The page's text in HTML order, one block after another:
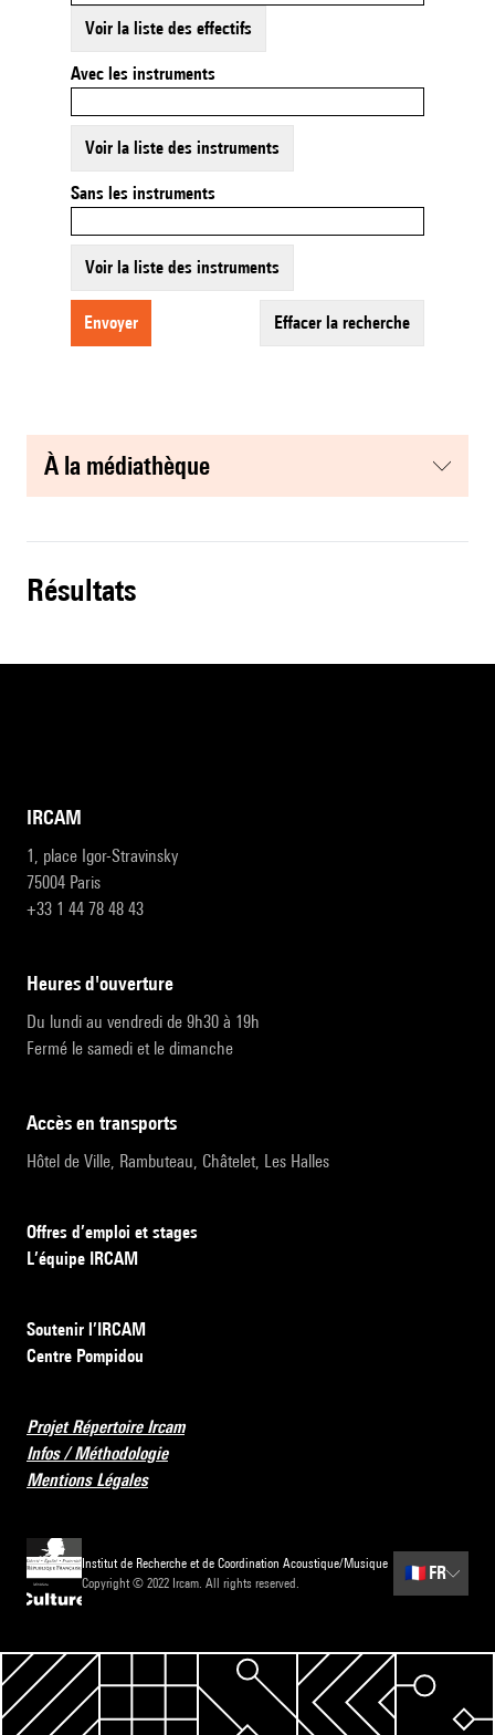
Voir la liste des effectifs
Avec les instruments
Voir la liste des instruments
Sans les instruments
Voir la liste des instruments
envoyer effacer la recherche
à la médiathèque
résultats
IRCAM
1, place Igor-Stravinsky
75004 Paris
+33 1 44 78 48 43
heures d'ouverture
Du lundi au vendredi de 9h30 à 19h
Fermé le samedi et le dimanche
accès en transports
Hôtel de Ville, Rambuteau, Châtelet, Les Halles
Offres d’emploi et stages
L’équipe IRCAM
Soutenir l’IRCAM
Centre Pompidou
Projet Répertoire Ircam
Infos / Méthodologie
Mentions Légales
Institut de Recherche et de Coordination Acoustique/Musique
Copyright © 2022 Ircam. All rights reserved.
🇫🇷 FR